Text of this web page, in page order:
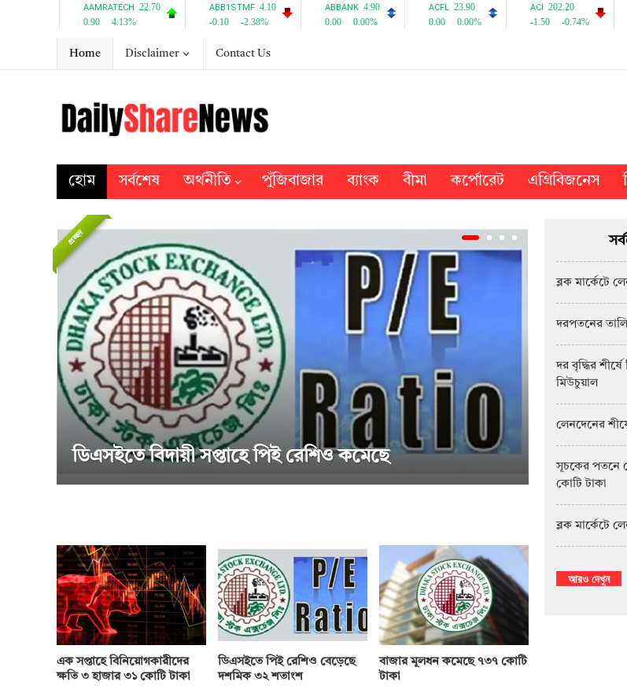
Home Disclaimer Contact Us
হোম সর্বশেষ অর্থনীতি পুঁজিবাজার ব্যাংক বীমা কর্পোরেট এগ্রিবিজনেস
ডিএসইতে বিদায়ী সপ্তাহে পিই রেশিও কমেছে
সাপ্তাহিক দর বৃদ্ধির
এক সপ্তাহে বিনিয়োগকারীদের
ক্ষতি ৩ হাজার ৩১ কোটি টাকা
ডিএসইতে পিই রেশিও বেড়েছে
দশমিক ৩২ শতাংশ
বাজার মূলধন কমেছে ৭৩৭ কোটি
টাকা
প্রচ্ছদ
ব্লক মার্কেটে
দরপতনের
দর বৃদ্ধির
মিউচুয়াল
লেনদেনের
সূচকের পতনে
কোটি টাকা
ব্লক মার্কেটে
আরও দেখুন